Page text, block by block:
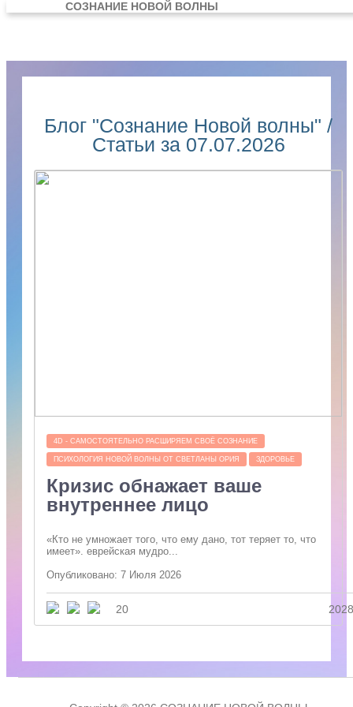
СОЗНАНИЕ НОВОЙ ВОЛНЫ
Блог "Сознание Новой волны" /
Статьи за 07.07.2026
4D - САМОСТОЯТЕЛЬНО РАСШИРЯЕМ СВОЁ СОЗНАНИЕ
ПСИХОЛОГИЯ НОВОЙ ВОЛНЫ ОТ СВЕТЛАНЫ ОРИЯ ЗДОРОВЬЕ
Кризис обнажает ваше
внутреннее лицо
«Кто не умножает того, что ему дано, тот теряет то, что
имеет». еврейская мудро...
Опубликовано: 7 Июля 2026
20 2028